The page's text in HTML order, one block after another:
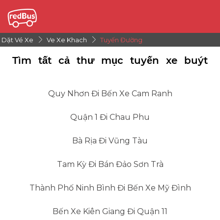
Dặt Vé Xe Ve Xe Khach Tuyến Đường
Tìm tất cả thư mục tuyến xe buýt
Quy Nhơn Đi Bến Xe Cam Ranh
Quận 1 Đi Chau Phu
Bà Rịa Đi Vũng Tàu
Tam Kỳ Đi Bán Đảo Sơn Trà
Thành Phố Ninh Bình Đi Bến Xe Mỹ Đình
Bến Xe Kiên Giang Đi Quận 11